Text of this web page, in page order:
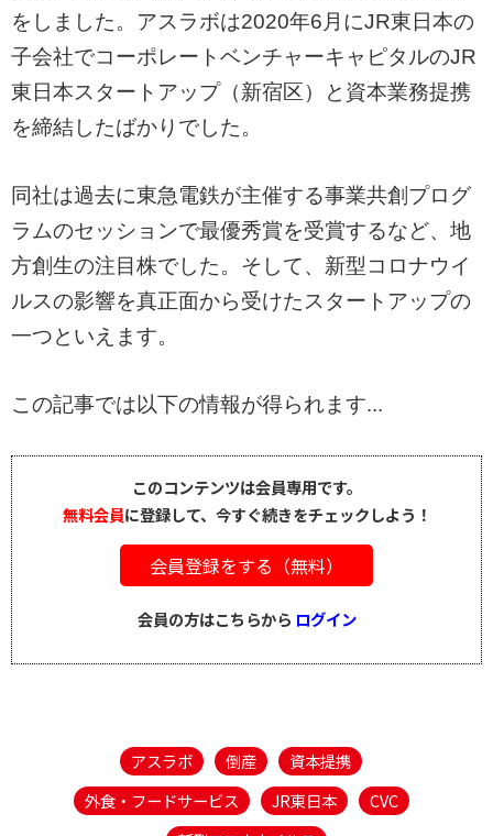
をしました。アスラボは2020年6月にJR東日本の
子会社でコーポレートベンチャーキャピタルのJR
東日本スタートアップ（新宿区）と資本業務提携
を締結したばかりでした。
同社は過去に東急電鉄が主催する事業共創プログ
ラムのセッションで最優秀賞を受賞するなど、地
方創生の注目株でした。そして、新型コロナウイ
ルスの影響を真正面から受けたスタートアップの
一つといえます。
この記事では以下の情報が得られます...
このコンテンツは会員専用です。
無料会員に登録して、今すぐ続きをチェックしよう！
会員登録をする（無料）
会員の方はこちらから ログイン
アスラボ 倒産
資本提携
外食・フードサービス
JR東日本
CVC